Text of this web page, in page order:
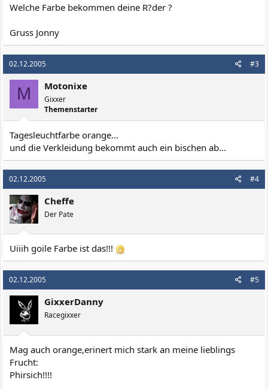
Welche Farbe bekommen deine R?der ?
Gruss Jonny
02.12.2005 #3
M Motonixe
Gixxer
Themenstarter
Tagesleuchtfarbe orange...
und die Verkleidung bekommt auch ein bischen ab...
02.12.2005 #4
Cheffe
Der Pate
Uiiih goile Farbe ist das!!!
02.12.2005 #5
GixxerDanny
Racegixxer
Mag auch orange,erinert mich stark an meine lieblings
Frucht:
Phirsich!!!!